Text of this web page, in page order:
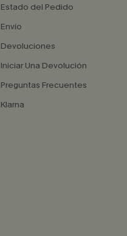
Estado del Pedido
Envío
Devoluciones
Iniciar Una Devolución
Preguntas Frecuentes
Klarna